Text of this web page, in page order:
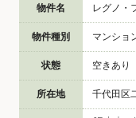
物件名 レグノ・
物件種別 マンショ
状態 空きあり
所在地 千代田区